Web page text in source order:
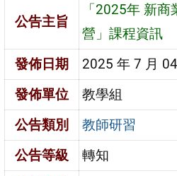
公告主旨
「2025年 新
營」課程資訊
發佈日期
2025 年 7 月
發佈單位
教學組
公告類別
教師研習
公告等級
轉知